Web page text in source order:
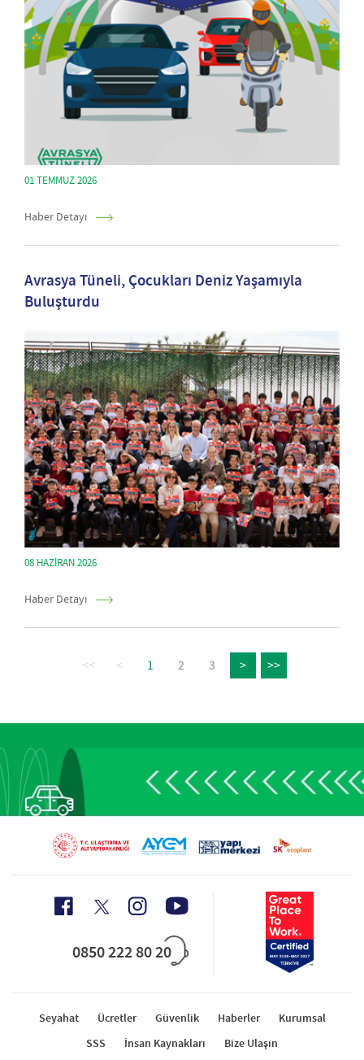
01 TEMMUZ 2026
Haber Detayı
Avrasya Tüneli, Çocukları Deniz Yaşamıyla
Buluşturdu
08 HAZIRAN 2026
Haber Detayı
<< < 1 2 3 > >>
0850 222 80 20
Seyahat Ücretler Güvenlik Haberler
Kurumsal
SSS
İnsan Kaynakları Bize Ulaşın